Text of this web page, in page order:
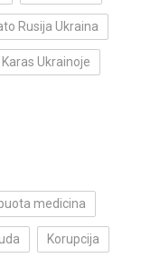
Rusija Ukraina
Karas Ukrainoje
medicina
Korupcija